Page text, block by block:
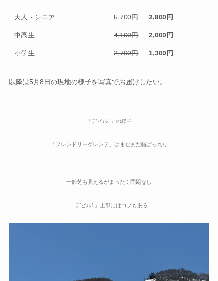
大人・シニア 5,700円→2,800円
中高生 4,100円→2,000円
小学生 2,700円→ 1,300円
以降は5月8日の現地の様子を写真でお届けしたい。
「デビル1」の様子
「フレンドリーゲレンデ」はまだまだ幅ばっちり
一部芝も見えるがまったく問題なし
「デビル1」上部にはコブもある